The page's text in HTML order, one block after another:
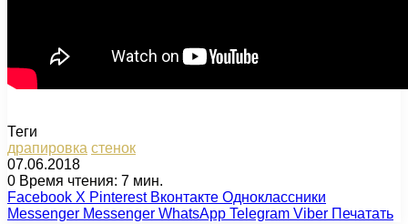
Теги
драпировка стенок
07.06.2018
0 Время чтения: 7 мин.
Facebook X Pinterest Вконтакте Одноклассники
Messenger Messenger WhatsApp Telegram Viber Печатать